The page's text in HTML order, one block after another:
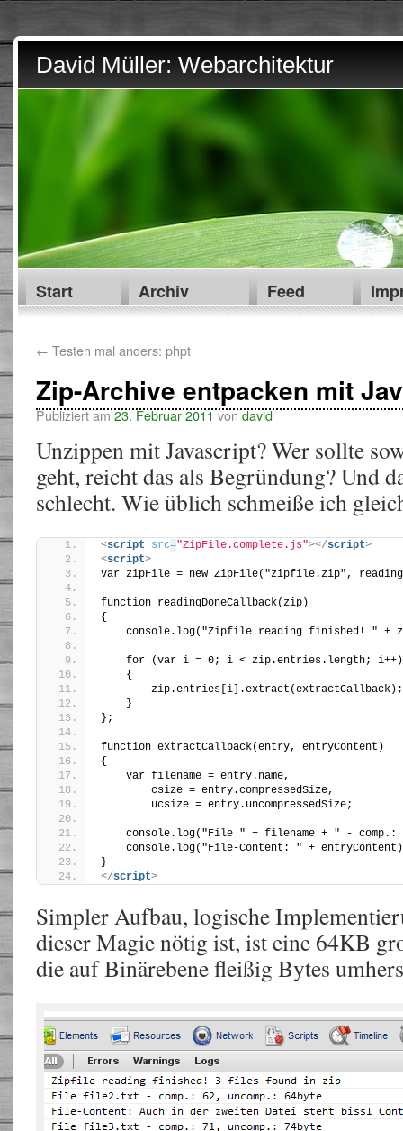
David Müller: Webarchitektur
Start Archiv Feed
← Testen mal anders: phpt
Zip-Archive entpacken mit
Publiziert am 23. Februar 2011 vondavid
Unzippen mit Javascript? Wer sollte
geht, reicht das als Begründung? Und
schlecht. Wie üblich schmeiße ich
<script src="ZipFile.complete.js"></script>
<script>
var zipFile = new ZipFile("zipfile.zip",
function readingDoneCallback(zip)
{
console.log("Zipfile reading finished! " +
    for (var i = 0; i < zip.entries.length; i++)
    {
        zip.entries[i].extract(extractCallback);
    }
};
function extractCallback(entry, entryContent)
{
    var filename = entry.name,
        csize = entry.compressedSize,
        ucsize = entry.uncompressedSize;
console.log("File " + filename + " -
console.log("File-Content: " +
}
</script>
Simpler Aufbau, logische
dieser Magie nötig ist, ist eine 64KB
die auf Binärebene fleißig Bytes